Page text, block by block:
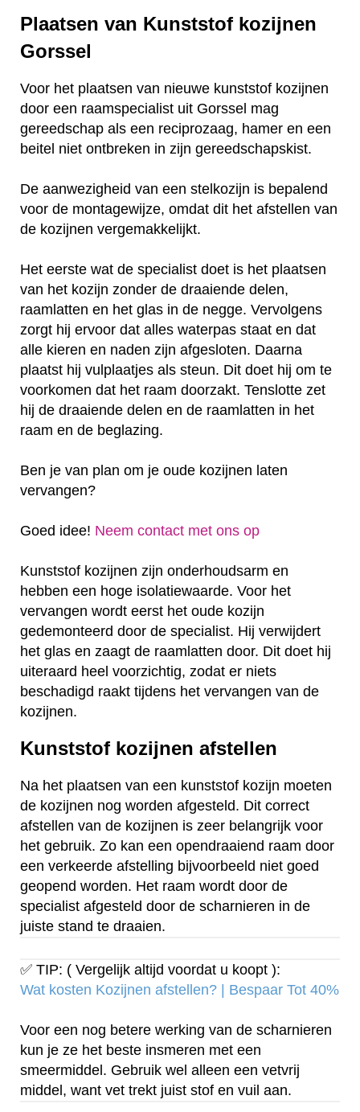
Plaatsen van Kunststof kozijnen
Gorssel
Voor het plaatsen van nieuwe kunststof kozijnen
door een raamspecialist uit Gorssel mag
gereedschap als een reciprozaag, hamer en een
beitel niet ontbreken in zijn gereedschapskist.
De aanwezigheid van een stelkozijn is bepalend
voor de montagewijze, omdat dit het afstellen van
de kozijnen vergemakkelijkt.
Het eerste wat de specialist doet is het plaatsen
van het kozijn zonder de draaiende delen,
raamlatten en het glas in de negge. Vervolgens
zorgt hij ervoor dat alles waterpas staat en dat
alle kieren en naden zijn afgesloten. Daarna
plaatst hij vulplaatjes als steun. Dit doet hij om te
voorkomen dat het raam doorzakt. Tenslotte zet
hij de draaiende delen en de raamlatten in het
raam en de beglazing.
Ben je van plan om je oude kozijnen laten
vervangen?
Goed idee! Neem contact met ons op
Kunststof kozijnen zijn onderhoudsarm en
hebben een hoge isolatiewaarde. Voor het
vervangen wordt eerst het oude kozijn
gedemonteerd door de specialist. Hij verwijdert
het glas en zaagt de raamlatten door. Dit doet hij
uiteraard heel voorzichtig, zodat er niets
beschadigd raakt tijdens het vervangen van de
kozijnen.
Kunststof kozijnen afstellen
Na het plaatsen van een kunststof kozijn moeten
de kozijnen nog worden afgesteld. Dit correct
afstellen van de kozijnen is zeer belangrijk voor
het gebruik. Zo kan een opendraaiend raam door
een verkeerde afstelling bijvoorbeeld niet goed
geopend worden. Het raam wordt door de
specialist afgesteld door de scharnieren in de
juiste stand te draaien.
✅ TIP: ( Vergelijk altijd voordat u koopt ):
Wat kosten Kozijnen afstellen? | Bespaar Tot 40%‎
Voor een nog betere werking van de scharnieren
kun je ze het beste insmeren met een
smeermiddel. Gebruik wel alleen een vetvrij
middel, want vet trekt juist stof en vuil aan.